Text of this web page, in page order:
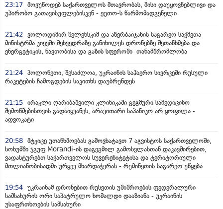
23:17 მოვუწოდებ საქართველოს მთავრობას, მისი დაუყოვნებლივი და
უპირობო გათავისუფლებისკენ - ეუთო-ს წარმომადგენელი
21:42
ვოლოდიმირ ზელენსკიმ და აზერბაიჯანის საგარეო საქმეთა
მინისტრმა კიევში შეხვედრაზე განიხილეს დრონებზე შეთანხმება და
ენერგეტიკის, ნავთობისა და გაზის სფეროში თანამშრომლობა
21:24 პოლონეთი, შესაძლოა, უკრაინის საჰაერო სივრცეში რუსული
რაკეტების ჩამოგდების საკითხს დაუბრუნდეს
21:15 ირაკლი ღარიბაშვილი კლინიკაში გეგმური სამედიცინო
შემოწმებისთვის გადაიყვანეს, არავითარი საპანიკო არ ყოფილა -
ადვოკატი
20:58 მტკიცე უთანხმოებას გამოვხატავთ 7 აგვისტოს საქართველოში,
სოხუმში ჯგუფ Morandi-ის დაგეგმილ გამოსვლასთან დაკავშირებით,
ვადასტურებთ საქართველოს სუვერენიტეტისა და ტერიტორიული
მთლიანობისადმი ურყევ მხარდაჭერას - რუმინეთის საგარეო უწყება
19:54 უკრაინამ დრონებით რუსეთის უშიშროების ფედერალური
სამსახურის ორი საპატრულო ხომალდი დააზიანა - უკრაინის
უსაფრთხოების სამსახური